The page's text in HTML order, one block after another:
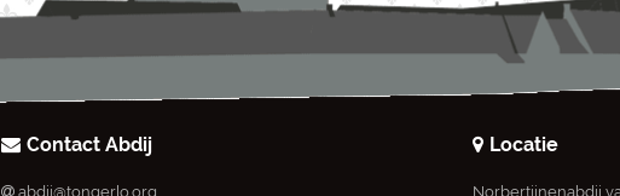
Contact Abdij
abdij@tongerlo.org
Locatie
Norbertijnenabdij